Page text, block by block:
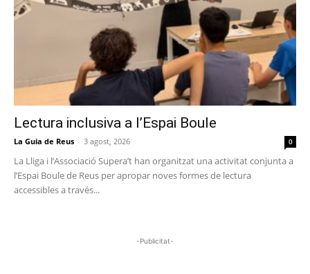
Lectura inclusiva a l’Espai Boule
La Guia de Reus - 3 agost, 2026 0
La Lliga i l’Associació Supera’t han organitzat una activitat conjunta a
l’Espai Boule de Reus per apropar noves formes de lectura
accessibles a través...
-Publicitat-